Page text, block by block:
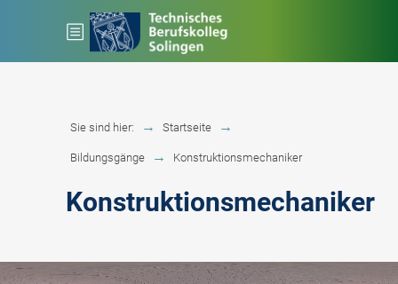
Sie sind hier: Startseite
Bildungsgänge Konstruktionsmechaniker
Konstruktionsmechaniker